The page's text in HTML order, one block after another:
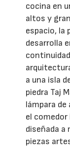
cocina en
altos y
espacio, la
desarrolla
a una isla
piedra Taj
lámpara
el comedor
diseñada a
piezas